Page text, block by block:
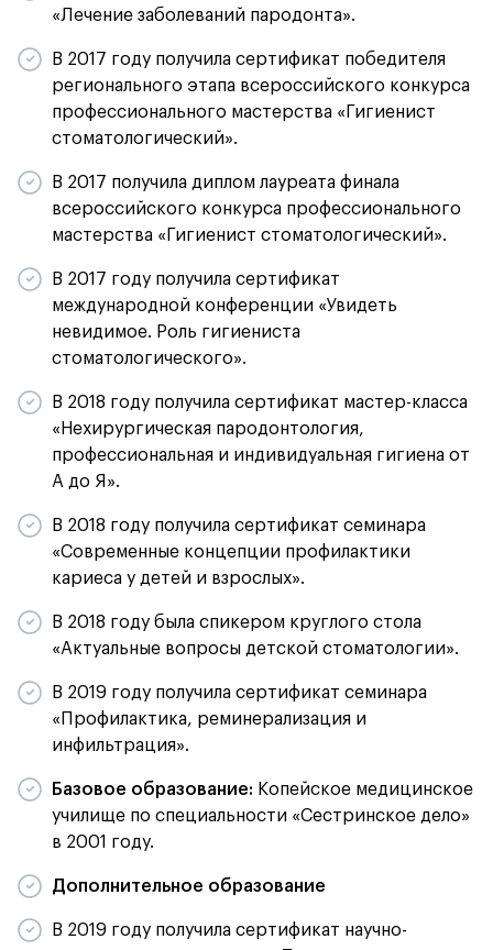
«Лечение заболеваний пародонта».
В 2017 году получила сертификат победителя
регионального этапа всероссийского конкурса
профессионального мастерства «Гигиенист
стоматологический».
В 2017 получила диплом лауреата финала
всероссийского конкурса профессионального
мастерства «Гигиенист стоматологический».
В 2017 году получила сертификат
международной конференции «Увидеть
невидимое. Роль гигиениста
стоматологического».
В 2018 году получила сертификат мастер-класса
«Нехирургическая пародонтология,
профессиональная и индивидуальная гигиена от
А до Я».
В 2018 году получила сертификат семинара
«Современные концепции профилактики
кариеса у детей и взрослых».
В 2018 году была спикером круглого стола
«Актуальные вопросы детской стоматологии».
В 2019 году получила сертификат семинара
«Профилактика, реминерализация и
инфильтрация».
Базовое образование: Копейское медицинское
училище по специальности «Сестринское дело»
в 2001 году.
Дополнительное образование
В 2019 году получила сертификат научно-